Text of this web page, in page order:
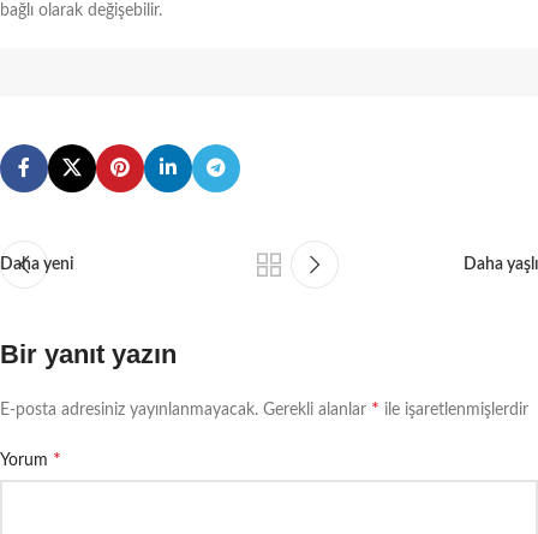
bağlı olarak değişebilir.
Daha yeni Daha yaşlı
Bir yanıt yazın
E-posta adresiniz yayınlanmayacak. Gerekli alanlar * ile işaretlenmişlerdir
Yorum *